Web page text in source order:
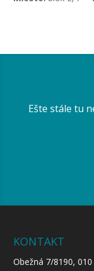
Ešte stále tu
KONTAKT
Obežná 7/8190,